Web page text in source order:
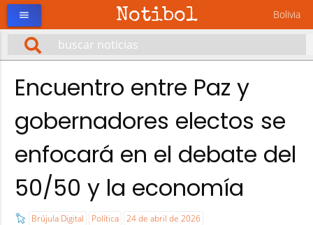
Notibol Bolivia
menu
Encuentro entre Paz y
gobernadores electos se
enfocará en el debate del
50/50 y la economía
Brújula Digital Política 24 de abril de 2026